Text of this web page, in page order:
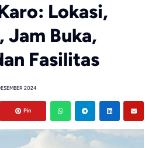
Lokasi,
Jam Buka,
Fasilitas
2024
Pin